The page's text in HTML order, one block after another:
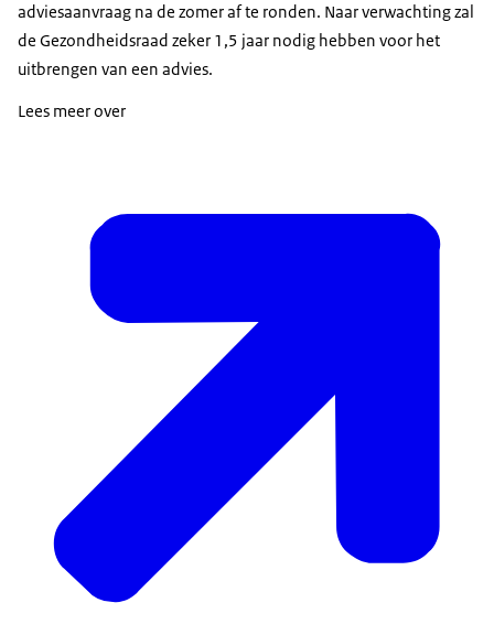
adviesaanvraag na de zomer af te ronden. Naar verwachting zal
de Gezondheidsraad zeker 1,5 jaar nodig hebben voor het
uitbrengen van een advies.
Lees meer over